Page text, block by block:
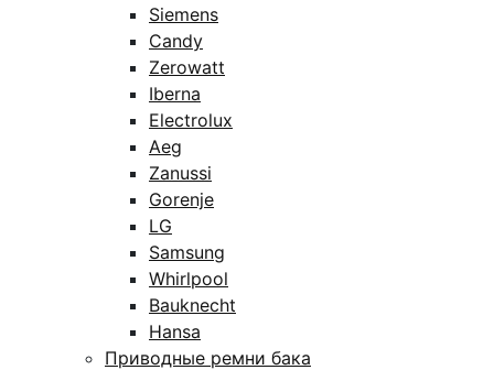
Siemens
Candy
Zerowatt
Iberna
Electrolux
Aeg
Zanussi
Gorenje
LG
Samsung
Whirlpool
Bauknecht
Hansa
Приводные ремни бака